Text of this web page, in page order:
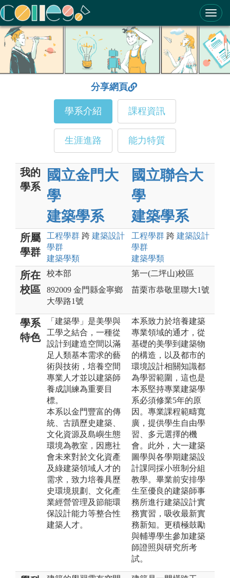
ColleGo! 大學選才與高中育才輔助系統
分享網頁
學系介紹 課程資訊
生涯進路 能力特質
我的
學系
國立金門大
學
建築學系
國立聯合大
學
建築學系
所屬
學群
工程學群 跨 建築設計
學群
建築學類
工程學群 跨 建築設計
學群
建築學類
所在
校區
校本部
892009 金門縣金寧鄉
大學路1號
第一(二坪山)校區
苗栗市恭敬里聯大1號
學系
特色
「建築學」是美學與
工學之結合，一種從
設計到建造空間以滿
足人類基本需求的藝
術與技術，培養空間
專業人才並以建築師
養成訓練為重要目
標。
本系以金門豐富的傳
統、古蹟歷史建築、
文化資源及島嶼生態
環境為教室，因應社
會未來對於文化資產
及綠建築領域人才的
需求，致力培養具歷
史環境規劃、文化產
業經營管理及節能環
保設計能力等整合性
建築人才。
本系致力於培養建築
專業領域的通才，從
基礎的美學到建築物
的構造，以及都市的
環境設計相關知識都
為學習範圍，這也是
本系堅持專業建築學
系必須修業5年的原
因。專業課程範疇寬
廣，提供學生自由學
習、多元選擇的機
會。此外，大一建築
圖學與各學期建築設
計課同採小班制分組
教學。畢業前安排學
生至優良的建築師事
務所進行建築設計實
務實習，吸收最新實
務新知。更積極鼓勵
與輔導學生參加建築
師證照與研究所考
試。